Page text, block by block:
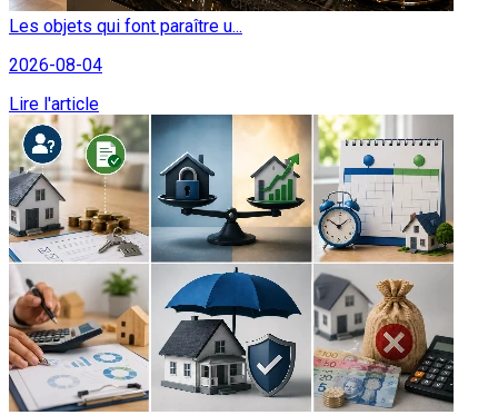
Les objets qui font paraître u...
2026-08-04
Lire l'article